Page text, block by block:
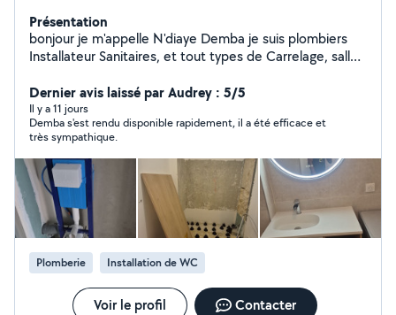
Présentation
bonjour je m'appelle N'diaye Demba je suis plombiers
Installateur Sanitaires, et tout types de Carrelage, salles
sortes d'activités et a votre services pour résoudre vos
problèmes .
Dernier avis laissé par Audrey : 5/5
Il y a 11 jours
Demba s'est rendu disponible rapidement, il a été efficace et
très sympathique.
Plomberie Installation de WC
Voir le profil Contacter